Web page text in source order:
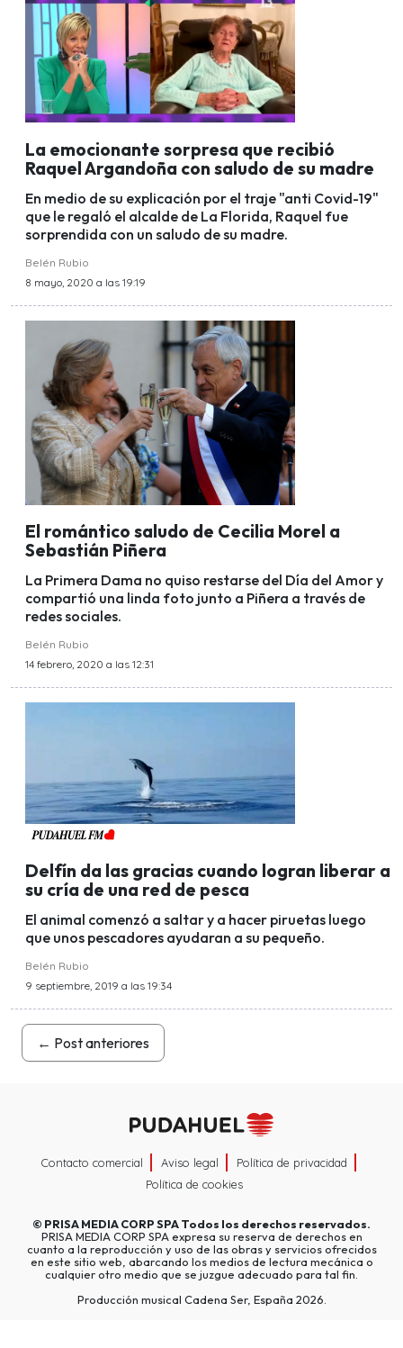
La emocionante sorpresa que recibió
Raquel Argandoña con saludo de su madre
En medio de su explicación por el traje "anti Covid-19"
que le regaló el alcalde de La Florida, Raquel fue
sorprendida con un saludo de su madre.
Belén Rubio
8 mayo, 2020 a las 19:19
El romántico saludo de Cecilia Morel a
Sebastián Piñera
La Primera Dama no quiso restarse del Día del Amor y
compartió una linda foto junto a Piñera a través de
redes sociales.
Belén Rubio
14 febrero, 2020 a las 12:31
Delfín da las gracias cuando logran liberar a
su cría de una red de pesca
El animal comenzó a saltar y a hacer piruetas luego
que unos pescadores ayudaran a su pequeño.
Belén Rubio
9 septiembre, 2019 a las 19:34
← Post anteriores
Contacto comercial Aviso legal
Política de privacidad
Política de cookies
© PRISA MEDIA CORP SPATodos los derechos reservados.
PRISA MEDIA CORP SPA expresa su reserva de derechos en
cuanto a la reproducción y uso de las obras y servicios ofrecidos
en este sitio web, abarcando los medios de lectura mecánica o
cualquier otro medio que se juzgue adecuado para tal fin.
Producción musical Cadena Ser, España 2026.